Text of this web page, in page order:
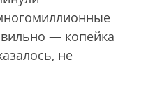
— копейка
не